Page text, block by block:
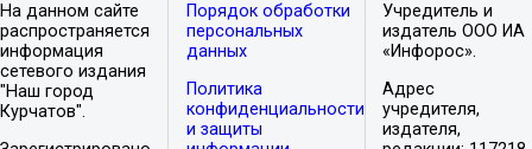
На данном сайте
распространяется
информация
сетевого издания
"Наш город
Курчатов".
Порядок обработки
персональных
данных
Политика
конфиденциальности
и защиты
Учредитель и
издатель ООО ИА
«Инфорос».
Адрес
учредителя,
издателя,